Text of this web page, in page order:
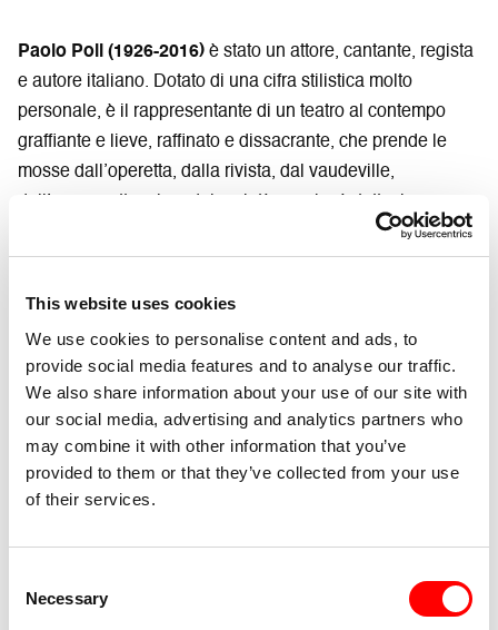
This website uses cookies
We use cookies to personalise content and ads, to
provide social media features and to analyse our traffic.
We also share information about your use of our site with
our social media, advertising and analytics partners who
may combine it with other information that you’ve
provided to them or that they’ve collected from your use
of their services.
Selection
Necessary
Paolo Poli (1926-2016) è stato un attore, cantante, regista
e autore italiano. Dotato di una cifra stilistica molto
personale, è il rappresentante di un teatro al contempo
graffiante e lieve, raffinato e dissacrante, che prende le
mosse dall’operetta, dalla rivista, dal vaudeville,
difficilmente inquadrabile in definizioni di genere e
contenuto. Entra giovanissimo nella Compagnia
cinematografico e di fotoromanzi. Segue lezioni
all’Accademia d’Arte Drammatica, continua a recitare e
frequenta l’università, laureandosi a pieni voti nel 1959
con una tesi su Henry Becque; per un anno insegna
letteratura francese in un liceo. Nel 1958, Aldo Trionfo lo
chiama a far parte della compagnia genovese La borsa di
Inizia a lavorare in televisione, accrescendo la sua
notorietà, e nel 1961 presenta Canzonissima con Sandra